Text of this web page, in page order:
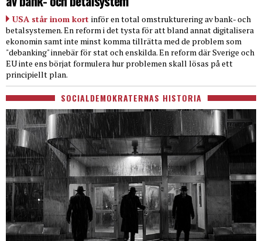
USA står inom kort inför en total omstrukturering av bank- och
betalsystemen. En reform i det tysta för att bland annat digitalisera
ekonomin samt inte minst komma tillrätta med de problem som
"debanking" innebär för stat och enskilda. En reform där Sverige och
EU inte ens börjat formulera hur problemen skall lösas på ett
principiellt plan.
SOCIALDEMOKRATERNAS HISTORIA